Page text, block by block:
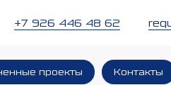
+7 926 446 48 62
проекты Контакты